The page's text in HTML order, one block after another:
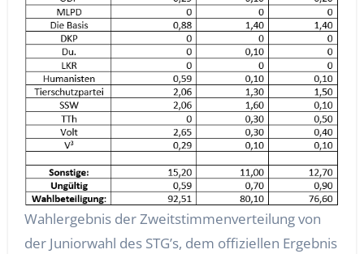
Wahlergebnis der Zweitstimmenverteilung von
der Juniorwahl des STG’s, dem offiziellen Ergebnis